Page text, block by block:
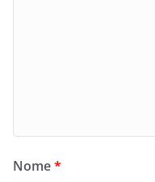
Nome*